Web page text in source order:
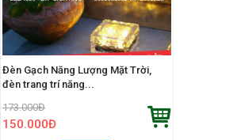
Đèn Gạch Năng Lượng Mặt Trời,
đèn trang trí năng...
173.000Đ
150.000Đ